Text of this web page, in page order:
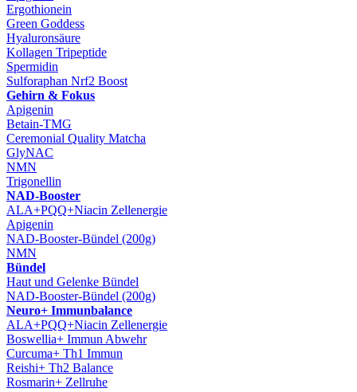
Ergothionein
Green Goddess
Hyaluronsäure
Kollagen Tripeptide
Spermidin
Sulforaphan Nrf2 Boost
Gehirn & Fokus
Apigenin
Betain-TMG
Ceremonial Quality Matcha
GlyNAC
NMN
Trigonellin
NAD-Booster
ALA+PQQ+Niacin Zellenergie
Apigenin
NAD-Booster-Bündel (200g)
NMN
Bündel
Haut und Gelenke Bündel
NAD-Booster-Bündel (200g)
Neuro+ Immunbalance
ALA+PQQ+Niacin Zellenergie
Boswellia+ Immun Abwehr
Curcuma+ Th1 Immun
Reishi+ Th2 Balance
Rosmarin+ Zellruhe